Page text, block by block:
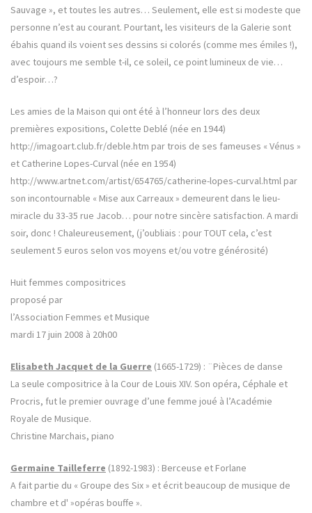
Sauvage », et toutes les autres… Seulement, elle est si modeste que
personne n’est au courant. Pourtant, les visiteurs de la Galerie sont
ébahis quand ils voient ses dessins si colorés (comme mes émiles !),
avec toujours me semble t-il, ce soleil, ce point lumineux de vie…
d’espoir…?
Les amies de la Maison qui ont été à l’honneur lors des deux
premières expositions, Colette Deblé (née en 1944)
http://imagoart.club.fr/deble.htm par trois de ses fameuses « Vénus »
et Catherine Lopes-Curval (née en 1954)
http://www.artnet.com/artist/654765/catherine-lopes-curval.html par
son incontournable « Mise aux Carreaux » demeurent dans le lieu-
miracle du 33-35 rue Jacob… pour notre sincère satisfaction. A mardi
soir, donc ! Chaleureusement, (j’oubliais : pour TOUT cela, c’est
seulement 5 euros selon vos moyens et/ou votre générosité)
Huit femmes compositrices
proposé par
l’Association Femmes et Musique
mardi 17 juin 2008 à 20h00
Elisabeth Jacquet de la Guerre (1665-1729) : ¨Pièces de danse
La seule compositrice à la Cour de Louis XIV. Son opéra, Céphale et
Procris, fut le premier ouvrage d’une femme joué à l’Académie
Royale de Musique.
Christine Marchais, piano
Germaine Tailleferre (1892-1983) : Berceuse et Forlane
A fait partie du « Groupe des Six » et écrit beaucoup de musique de
chambre et d' »opéras bouffe ».